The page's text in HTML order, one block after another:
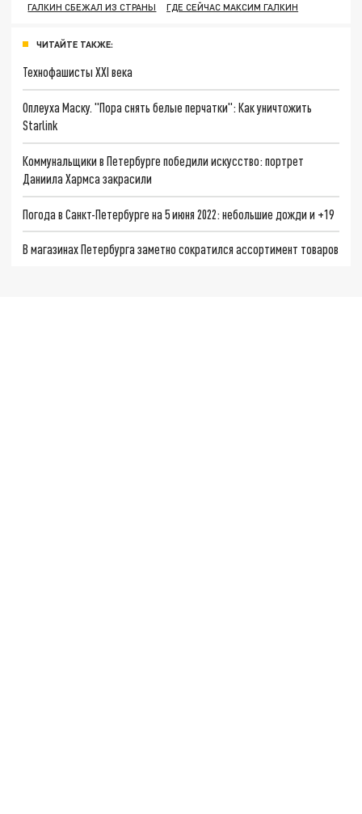
ГАЛКИН СБЕЖАЛ ИЗ СТРАНЫ
ГДЕ СЕЙЧАС МАКСИМ ГАЛКИН
ЧИТАЙТЕ ТАКЖЕ:
Технофашисты XXI века
Оплеуха Маску. "Пора снять белые перчатки": Как уничтожить
Starlink
Коммунальщики в Петербурге победили искусство: портрет
Даниила Хармса закрасили
Погода в Санкт-Петербурге на 5 июня 2022: небольшие дожди и +19
В магазинах Петербурга заметно сократился ассортимент товаров